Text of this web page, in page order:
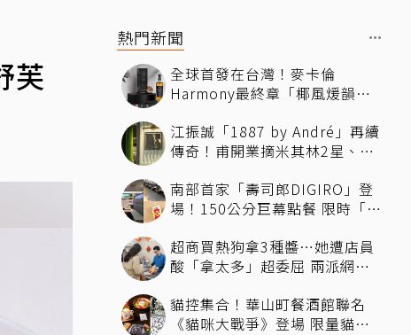
芙
熱門新聞
全球首發在台灣！麥卡倫
Harmony最終章「椰風煖韻」
江振誠「1887 by André」再續
傳奇！甫開業摘米其林2星、年
南部首家「壽司郎DIGIRO」登
場！150公分巨幕點餐 限時「生
超商買熱狗拿3種醬…她遭店員
酸「拿太多」超委屈 兩派網友
貓控集合！華山町餐酒館聯名
《貓咪大戰爭》登場 限量貓罐